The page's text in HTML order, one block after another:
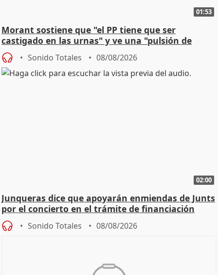
01:53
Morant sostiene que "el PP tiene que ser
castigado en las urnas" y ve una "pulsión de
cambio"
Sonido Totales 08/08/2026
02:00
Junqueras dice que apoyarán enmiendas de Junts
por el concierto en el trámite de financiación
Sonido Totales 08/08/2026